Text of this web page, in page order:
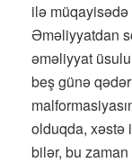
ilə
Əməliyyatdan
əməliyyat
beş günə
olduqda, xəstə
bilər, bu